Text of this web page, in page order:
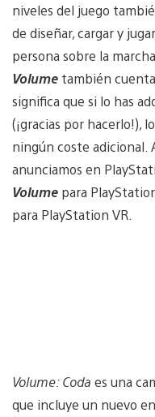
niveles del juego
de diseñar, cargar y
persona sobre la marcha.
Volume también
significa que si lo has
(¡gracias por hacerlo!),
ningún coste adicional.
anunciamos en
Volume para
para PlayStation VR.
Volume: Coda es una
que incluye un nuevo